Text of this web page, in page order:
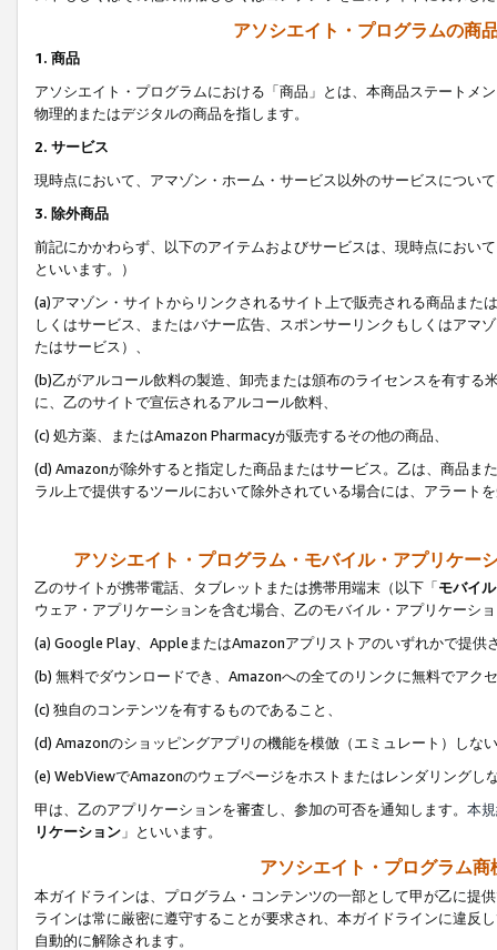
アソシエイト・プログラムの商
1. 商品
アソシエイト・プログラムにおける「商品」とは、本商品ステートメ
物理的またはデジタルの商品を指します。
2. サービス
現時点において、アマゾン・ホーム・サービス以外のサービスについ
3. 除外商品
前記にかかわらず、以下のアイテムおよびサービスは、現時点におい
といいます。）
(a)アマゾン・サイトからリンクされるサイト上で販売される商品ま
しくはサービス、またはバナー広告、スポンサーリンクもしくはアマ
たはサービス）、
(b)乙がアルコール飲料の製造、卸売または頒布のライセンスを有す
に、乙のサイトで宣伝されるアルコール飲料、
(c) 処方薬、またはAmazon Pharmacyが販売するその他の商品、
(d) Amazonが除外すると指定した商品またはサービス。乙は、商品ま
ラル上で提供するツールにおいて除外されている場合には、アラート
アソシエイト・プログラム・モバイル・アプリケー
乙のサイトが携帯電話、タブレットまたは携帯用端末（以下「モバイ
ウェア・アプリケーションを含む場合、乙のモバイル・アプリケーシ
(a) Google Play、AppleまたはAmazonアプリストアのいずれかで提供
(b) 無料でダウンロードでき、Amazonへの全てのリンクに無料でアク
(c) 独自のコンテンツを有するものであること、
(d) Amazonのショッピングアプリの機能を模倣（エミュレート）しな
(e) WebViewでAmazonのウェブページをホストまたはレンダリングし
甲は、乙のアプリケーションを審査し、参加の可否を通知します。 本
リケーション 」といいます。
アソシエイト・プログラム
本ガイドラインは、プログラム・コンテンツの一部として甲が乙に提
ラインは常に厳密に遵守することが要求され、本ガイドラインに違反
自動的に解除されます。